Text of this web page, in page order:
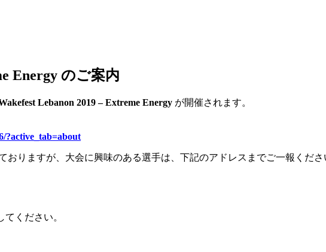
Energy のご案内
Lebanon 2019 – Extreme Energy が開催されます。
?active_tab=about
おりますが、大会に興味のある選手は、下記のアドレスまでご一報くださ
ください。